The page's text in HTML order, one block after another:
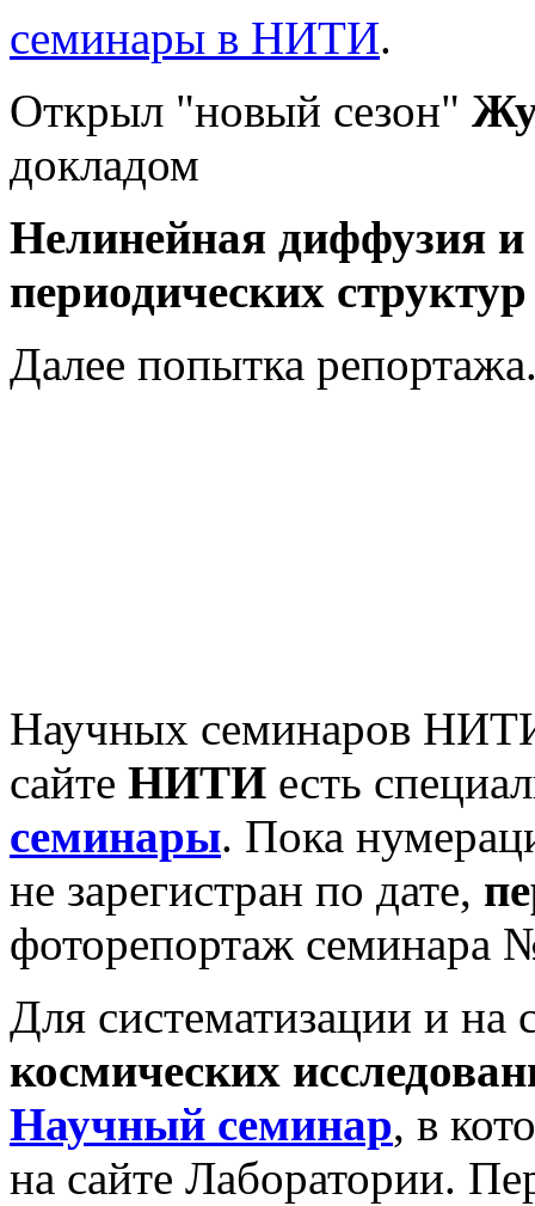
семинары в НИТИ.
Открыл "новый сезон"
докладом
Нелинейная диффузия и
периодических
Далее попытка
Научных семинаров
сайте НИТИ есть
семинары. Пока
не зарегистран по дате,
фоторепортаж семинара
Для систематизации и на
космических
Научный семинар, в
на сайте Лаборатории.